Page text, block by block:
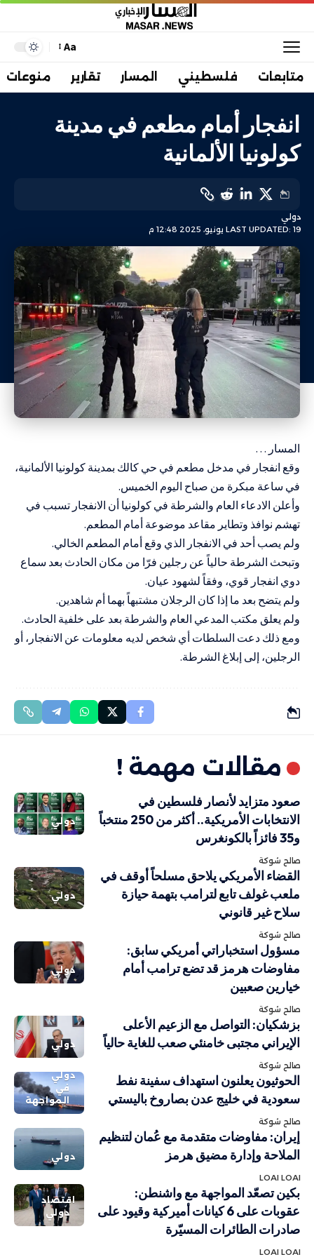
Aa
متابعات فلسطيني المسار تقارير منوعات
انفجار أمام مطعم في مدينة
كولونيا الألمانية
LAST UPDATED: 19 يونيو، 2025 12:48 م
دولي
المسار …
وقع انفجار في مدخل مطعم في حي كالك بمدينة كولونيا الألمانية،
في ساعة مبكرة من صباح اليوم الخميس.
وأعلن الادعاء العام والشرطة في كولونيا أن الانفجار تسبب في
تهشم نوافذ وتطاير مقاعد موضوعة أمام المطعم.
ولم يصب أحد في الانفجار الذي وقع أمام المطعم الخالي.
وتبحث الشرطة حالياً عن رجلين فرّا من مكان الحادث بعد سماع
دوي انفجار قوي، وفقاً لشهود عيان.
ولم يتضح بعد ما إذا كان الرجلان مشتبهاً بهما أم شاهدين.
ولم يعلق مكتب المدعي العام والشرطة بعد على خلفية الحادث.
ومع ذلك دعت السلطات أي شخص لديه معلومات عن الانفجار، أو
الرجلين، إلى إبلاغ الشرطة.
مقالات مهمة !
دولي
صعود متزايد لأنصار فلسطين في
الانتخابات الأمريكية.. أكثر من 250 منتخباً
و35 فائزاً بالكونغرس
صالح شوكة
دولي
القضاء الأمريكي يلاحق مسلحاً أوقف في
ملعب غولف تابع لترامب بتهمة حيازة
سلاح غير قانوني
صالح شوكة
دولي
مسؤول استخباراتي أمريكي سابق:
مفاوضات هرمز قد تضع ترامب أمام
خيارين صعبين
صالح شوكة
دولي
بزشكيان: التواصل مع الزعيم الأعلى
الإيراني مجتبى خامنئي صعب للغاية حالياً
صالح شوكة
دولي
في
المواجهة
الحوثيون يعلنون استهداف سفينة نفط
سعودية في خليج عدن بصاروخ باليستي
صالح شوكة
دولي
إيران: مفاوضات متقدمة مع عُمان لتنظيم
الملاحة وإدارة مضيق هرمز
LOAI LOAI
اقتصاد
دولي
بكين تصعّد المواجهة مع واشنطن:
عقوبات على 6 كيانات أميركية وقيود على
صادرات الطائرات المسيّرة
LOAI LOAI